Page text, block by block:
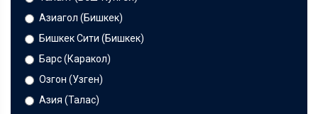
Азиагол (Бишкек)
Бишкек Сити (Бишкек)
Барс (Каракол)
Озгон (Узген)
Азия (Талас)